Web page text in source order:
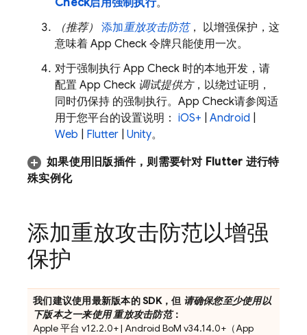
Check启用强制执行。
（推荐）
添加重放攻击防范， 以增强保护，这
意味着 App Check 令牌只能使用一次。
对于强制执行 App Check 时的本地开发，请
配置 App Check 调试提供方，以绕过证明，
同时仍保持 的强制执行。 App Check请参阅适
用于您平台的设置说明： iOS+ Android
Web
Flutter Unity。
如果使用旧版插件，则需要针对 Flutter 进行特
殊实例化
添加重放攻击防范以增强
保护
我们建议使用最新版本的 SDK，但 请确保您至少使用以
下版本之一来使用 重放攻击防范：
Apple 平台 v12.2.0+ | Android BoM v34.14.0+（App